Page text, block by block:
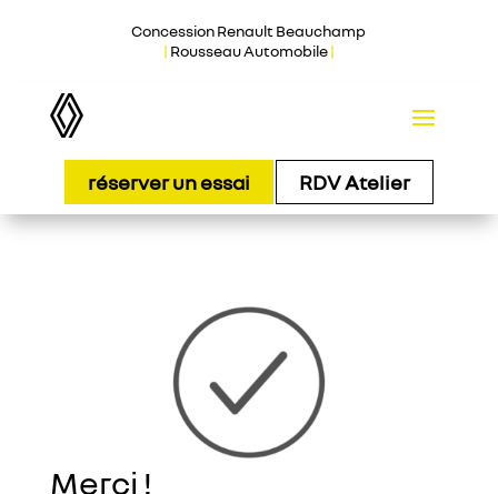
Concession Renault Beauchamp
| Rousseau Automobile|
réserver un essai RDV Atelier
Merci !